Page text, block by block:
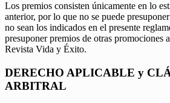
Los premios consisten únicamente en lo
anterior, por lo que no se puede
no sean los indicados en el presente
presuponer premios de otras promociones
Revista Vida y Éxito.
DERECHO APLICABLE y
ARBITRAL